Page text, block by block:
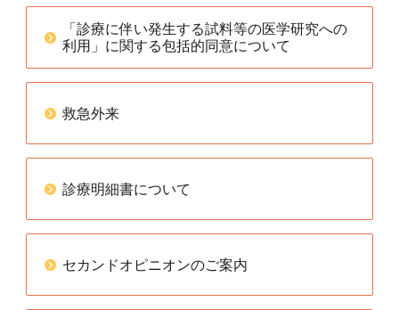
「診療に伴い発生する試料等の医学研究への
利用」に関する包括的同意について
救急外来
診療明細書について
セカンドオピニオンのご案内